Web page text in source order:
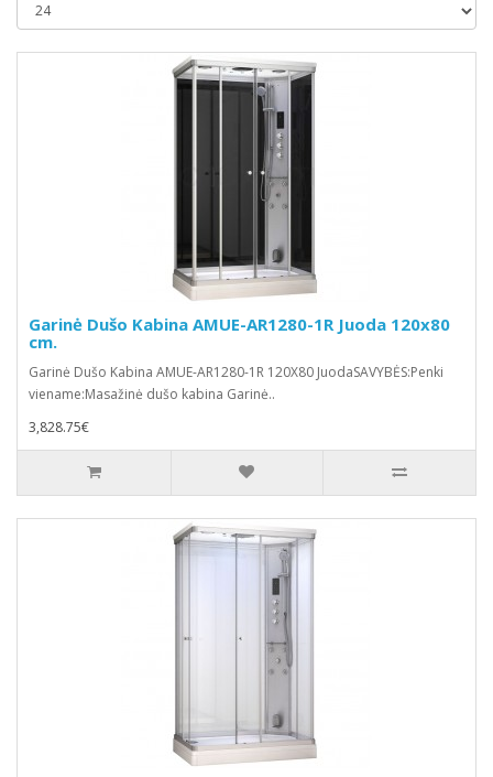
Garinė Dušo Kabina AMUE-AR1280-1R Juoda 120x80
cm.
Garinė Dušo Kabina AMUE-AR1280-1R 120X80 JuodaSAVYBĖS:Penki
viename:Masažinė dušo kabina Garinė..
3,828.75€